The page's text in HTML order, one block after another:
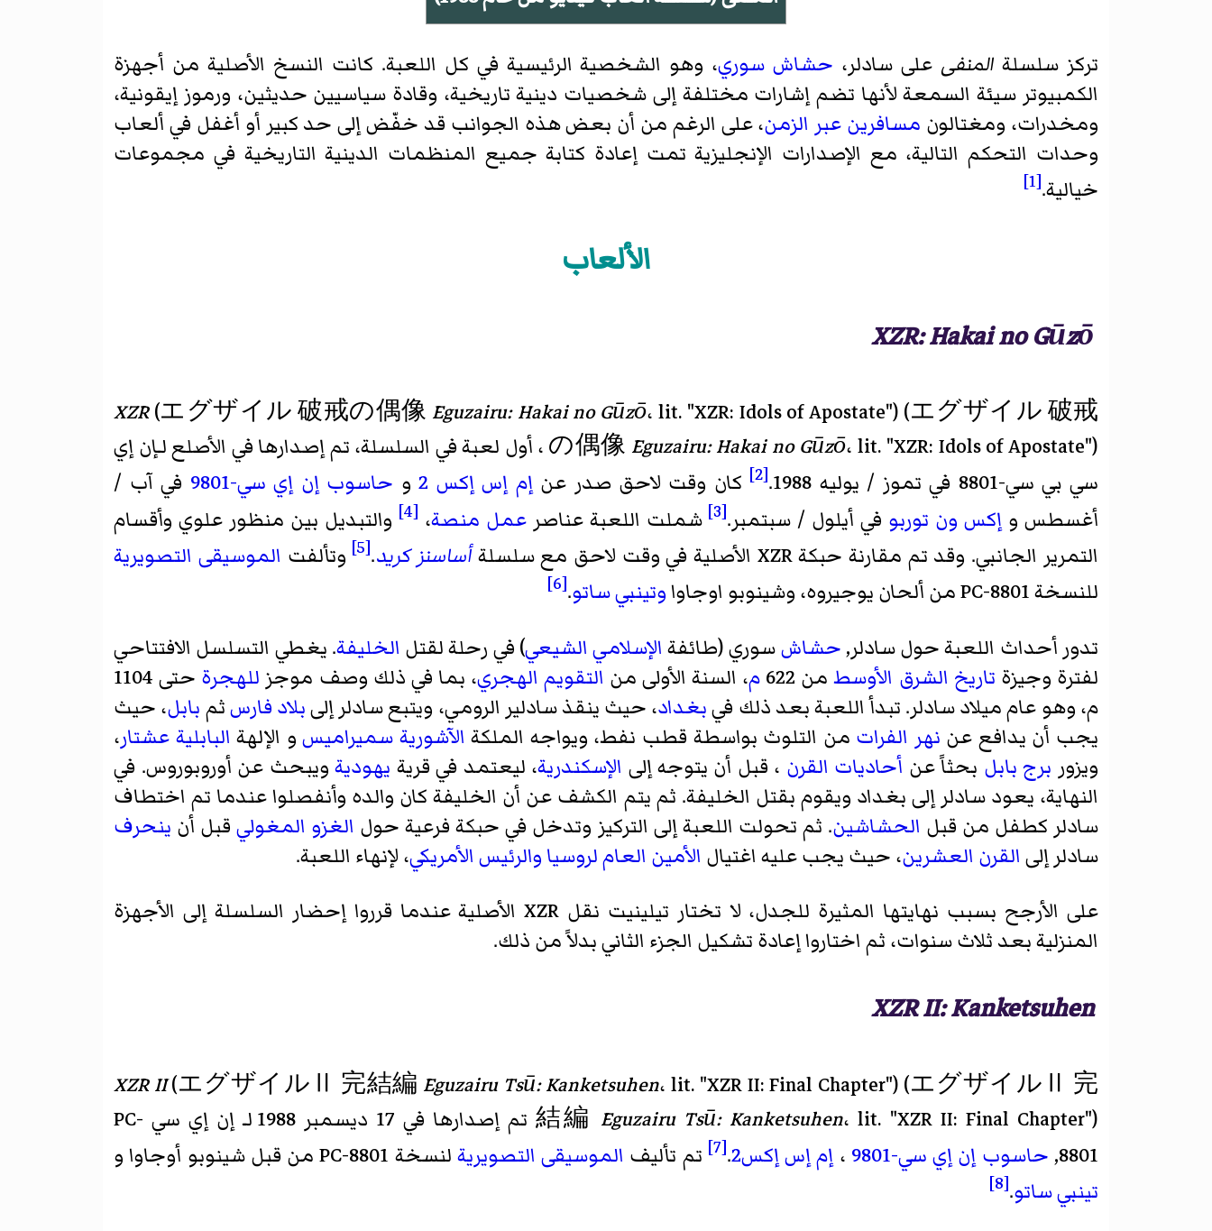
تركز سلسلةالمنفى على سادلر، حشاش سوري، وهو الشخصية الرئيسية في كل اللعبة. كانت النسخ الأصلية من أجهزة
الكمبيوتر سيئة السمعة لأنها تضم إشارات مختلفة إلى شخصيات دينية تاريخية، وقادة سياسيين حديثين، ورموز إيقونية،
ومخدرات، ومغتالون مسافرين عبر الزمن، على الرغم من أن بعض هذه الجوانب قد خفّض إلى حد كبير أو أغفل في ألعاب
وحدات التحكم التالية، مع الإصدارات الإنجليزية تمت إعادة كتابة جميع المنظمات الدينية التاريخية في مجموعات
خيالية.[1]
الألعاب
XZR: Hakai no Gūzō
XZR(エグザイル 破戒の偶像 Eguzairu: Hakai no Gūzō، lit. "XZR: Idols of Apostate") (エグザイル 破戒
の偶像 Eguzairu: Hakai no Gūzō
، lit. "XZR: Idols of Apostate") ، أول لعبة في السلسلة، تم إصدارها في الأصلع لـإن إي
سي بي سي-8801 في تموز / يوليه 1988.
[2] كان وقت لاحق صدر عنإم إس إكس 2 و حاسوب إن إي سي-9801
في آب /
أغسطس و إكس ون توربو في أيلول / سبتمبر.[3] شملت اللعبة عناصرعمل منصة، [4]
والتبديل بين منظور علوي وأقسام
التمرير الجانبي. وقد تم مقارنة حبكة XZR الأصلية في وقت لاحق مع سلسلة
أساسنز كريد.
[5] وتألفت الموسيقى التصويرية
للنسخة PC-8801 من ألحان يوجيروه، وشينوبو اوجاوا
وتينبي ساتو.
[6]
تدور أحداث اللعبة حول سادلر,حشاشسوري (طائفة الإسلامي الشيعي) في رحلة لقتل الخليفة. يغطي التسلسل الافتتاحي
لفترة وجيزة تاريخ الشرق الأوسطمن 622 م، السنة الأولى من التقويم الهجري، بما في ذلك وصف موجز للهجرة
حتى 1104
م، وهو عام ميلاد سادلر. تبدأ اللعبة بعد ذلك فيبغداد، حيث ينقذ سادلير الرومي، ويتبع سادلر إلىبلاد فارسثم بابل، حيث
يجب أن يدافع عن نهر الفرات من التلوث بواسطة قطب نفط، ويواجه الملكة الآشورية سميراميسو الإلهة البابلية عشتار،
ويزور برج بابل بحثاً عن أحاديات القرن ، قبل أن يتوجه إلى الإسكندرية، ليعتمد في قرية يهوديةويبحث عن أوروبوروس. في
النهاية، يعود سادلر إلى بغداد ويقوم بقتل الخليفة. ثم يتم الكشف عن أن الخليفة كان والده وأنفصلوا عندما تم اختطاف
سادلر كطفل من قبل الحشاشين. ثم تحولت اللعبة إلى التركيز وتدخل في حبكة فرعية حول الغزو المغوليقبل أن ينحرف
سادلر إلى القرن العشرين، حيث يجب عليه اغتيال الأمين العام لروسيا والرئيس الأمريكي، لإنهاء اللعبة.
على الأرجح بسبب نهايتها المثيرة للجدل، لا تختار تيلينيت نقل XZR الأصلية عندما قرروا إحضار السلسلة إلى الأجهزة
المنزلية بعد ثلاث سنوات، ثم اختاروا إعادة تشكيل الجزء الثاني بدلاً من ذلك.
XZR II: Kanketsuhen
XZR II(エグザイルⅡ 完結編 Eguzairu Tsū: Kanketsuhen، lit. "XZR II: Final Chapter") (エグザイルⅡ 完
結編 Eguzairu Tsū: Kanketsuhen
، lit. "XZR II: Final Chapter") تم إصدارها في 17 ديسمبر 1988 لـ إن إي سي PC-
8801, حاسوب إن إي سي-9801 ، إم إس إكس2 .
[7] تم تأليف الموسيقى التصويرية لنسخة PC-8801 من قبل شينوبو أوجاوا و
تينبي ساتو.
[8]